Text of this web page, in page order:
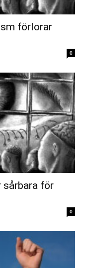
förlorar
0
sårbara för
0